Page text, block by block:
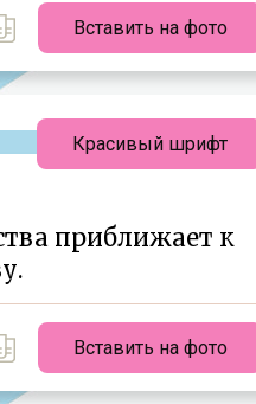
Вставить на фото
приближает к
Вставить на фото
Красивый шрифт